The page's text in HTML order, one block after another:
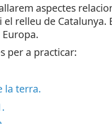
aspectes
el relleu de Catalunya.
per a practicar:
la terra.